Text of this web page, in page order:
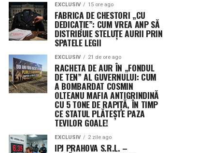
EXCLUSIV 15 ore ago
FABRICA DE CHESTORI „CU
DEDICAȚIE”: CUM VREA ANP SĂ
DISTRIBUIE STELUȚE AURII PRIN
SPATELE LEGII
EXCLUSIV 21 de ore ago
RACHETA DE AUR ÎN „FONDUL
DE TEN” AL GUVERNULUI: CUM
A BOMBARDAT COSMIN
OLTEANU MAFIA ANTIGRINDINĂ
CU 5 TONE DE RAPIȚĂ, ÎN TIMP
CE STATUL PLĂTEȘTE PAZA
TEVILOR GOALE!
EXCLUSIV 2 zile ago
IPJ PRAHOVA S.R.L. –